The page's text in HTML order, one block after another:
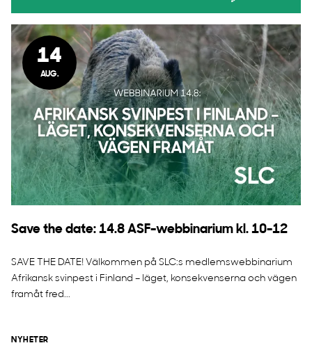
14
AUG.
Save the date: 14.8 ASF-webbinarium kl. 10-12
SAVE THE DATE! Välkommen på SLC:s medlemswebbinarium
Afrikansk svinpest i Finland – läget, konsekvenserna och vägen
framåt fred...
NYHETER